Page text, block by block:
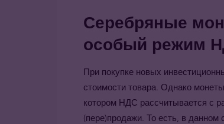
Серебряные
особый режим
При покупке новых
стоимости товара. Однако
котором НДС рассчитывается с
(пере)продажи. То есть, в данном